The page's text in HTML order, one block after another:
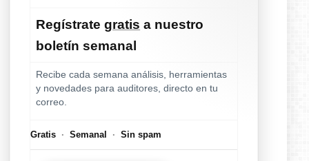
Regístrategratis a nuestro
boletín semanal
Recibe cada semana análisis, herramientas
y novedades para auditores, directo en tu
correo.
Gratis · Semanal · Sin spam